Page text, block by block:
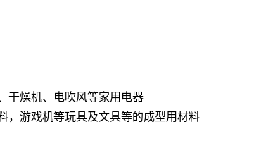
干燥机、电吹风等家用电器
，游戏机等玩具及文具等的成型用材料